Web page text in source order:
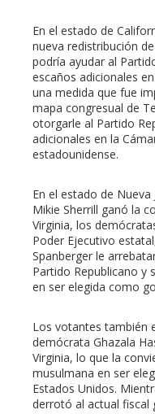
En el estado de
nueva redistribución
podría ayudar al
escaños adicionales
una medida que fue
mapa congresual de
otorgarle al Partido
adicionales en la
estadounidense.
En el estado de
Mikie Sherrill ganó la
Virginia, los
Poder Ejecutivo
Spanberger le
Partido Republicano y
en ser elegida como
Los votantes también
demócrata Ghazala
Virginia, lo que la
musulmana en ser
Estados Unidos.
derrotó al actual fiscal